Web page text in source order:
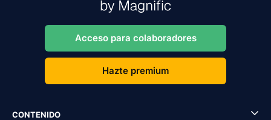
Acceso para colaboradores
Hazte premium
CONTENIDO